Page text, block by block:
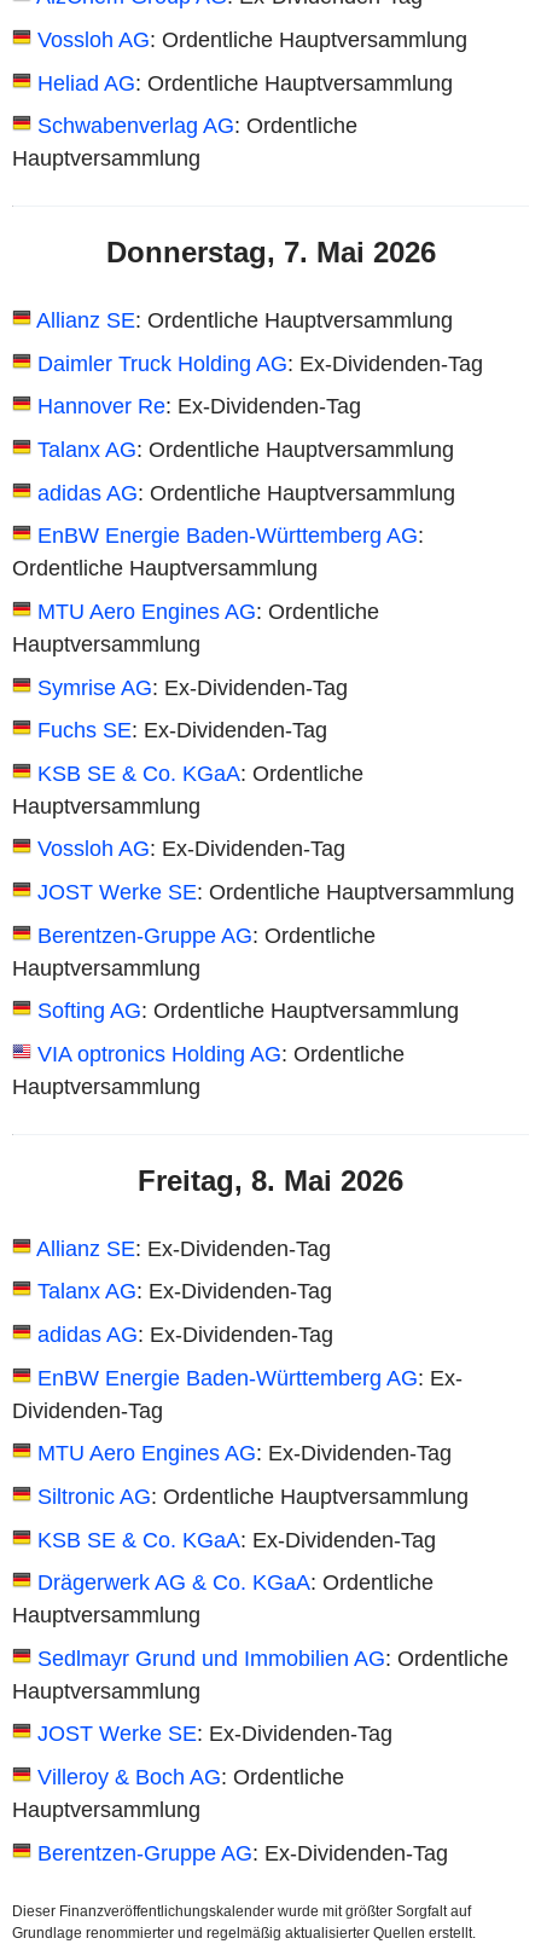
Vossloh AG: Ordentliche Hauptversammlung
Heliad AG: Ordentliche Hauptversammlung
Schwabenverlag AG: Ordentliche
Hauptversammlung
Donnerstag, 7. Mai 2026
Allianz SE: Ordentliche Hauptversammlung
Daimler Truck Holding AG: Ex-Dividenden-Tag
Hannover Re: Ex-Dividenden-Tag
Talanx AG: Ordentliche Hauptversammlung
adidas AG: Ordentliche Hauptversammlung
EnBW Energie Baden-Württemberg AG:
Ordentliche Hauptversammlung
MTU Aero Engines AG: Ordentliche
Hauptversammlung
Symrise AG: Ex-Dividenden-Tag
Fuchs SE: Ex-Dividenden-Tag
KSB SE & Co. KGaA: Ordentliche
Hauptversammlung
Vossloh AG: Ex-Dividenden-Tag
JOST Werke SE: Ordentliche Hauptversammlung
Berentzen-Gruppe AG: Ordentliche
Hauptversammlung
Softing AG: Ordentliche Hauptversammlung
VIA optronics Holding AG: Ordentliche
Hauptversammlung
Freitag, 8. Mai 2026
Allianz SE: Ex-Dividenden-Tag
Talanx AG: Ex-Dividenden-Tag
adidas AG: Ex-Dividenden-Tag
EnBW Energie Baden-Württemberg AG: Ex-
Dividenden-Tag
MTU Aero Engines AG: Ex-Dividenden-Tag
Siltronic AG: Ordentliche Hauptversammlung
KSB SE & Co. KGaA: Ex-Dividenden-Tag
Drägerwerk AG & Co. KGaA: Ordentliche
Hauptversammlung
Sedlmayr Grund und Immobilien AG: Ordentliche
Hauptversammlung
JOST Werke SE: Ex-Dividenden-Tag
Villeroy & Boch AG: Ordentliche
Hauptversammlung
Berentzen-Gruppe AG: Ex-Dividenden-Tag
Dieser Finanzveröffentlichungskalender wurde mit größter Sorgfalt auf
Grundlage renommierter und regelmäßig aktualisierter Quellen erstellt.